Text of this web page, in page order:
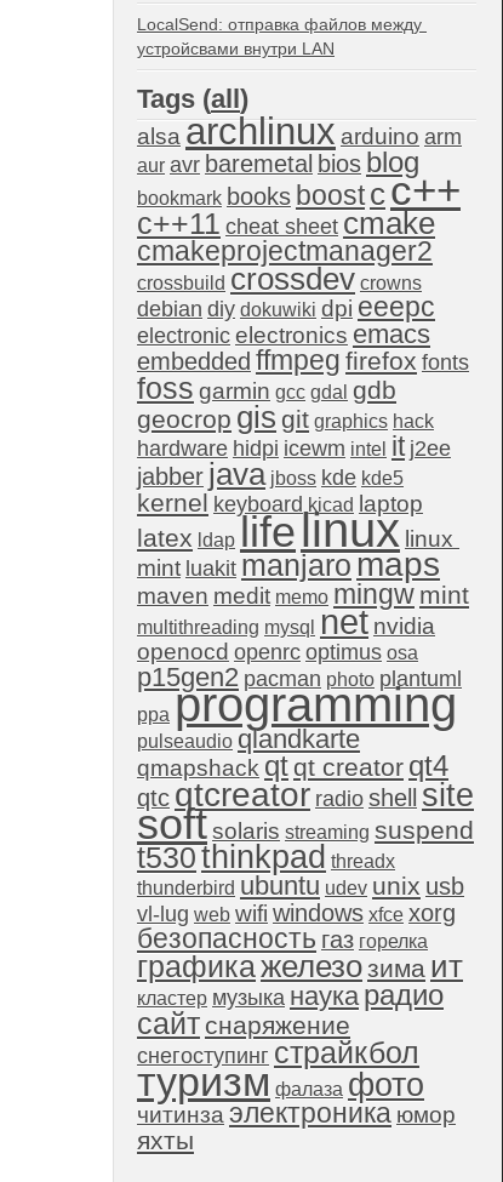
LocalSend: отправка файлов между
устройсвами внутри LAN
Tags (all)
alsaarchlinux arduino arm
aur avr baremetal bios blog
bookmark books boost cc++
c++11 cheat sheet cmake
cmakeprojectmanager2
crossbuild crossdev crowns
debian diy dokuwiki dpi eeepc
electronic electronics emacs
embedded ffmpeg firefox fonts
foss garmin gcc gdal gdb
geocrop gis git graphics hack
hardware hidpi icewm intel it j2ee
jabber java jboss kde kde5
kernel keyboard kicad laptop
latex ldap lifelinux linux
mint luakit manjaromaps
maven medit memo mingw mint
multithreading mysql net nvidia
openocd openrc optimus osa
p15gen2 pacman photo plantuml
ppa programming
pulseaudio qlandkarte
qmapshack qt qt creator qt4
qtc qtcreator radio shell site
softsolaris streaming suspend
t530thinkpad threadx
thunderbird ubuntu udev unix usb
vl-lug web wifi windows xfce xorg
безопасность газ горелка
графикажелезозима ит
кластер музыка наука радио
сайт снаряжение
снегоступинг страйкбол
туризм фалаза фото
читинзаэлектроника юмор
яхты